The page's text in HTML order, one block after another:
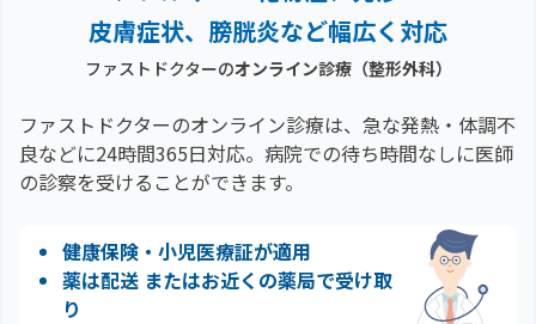
皮膚症状、膀胱炎など幅広く対応
ファストドクターのオンライン診療（整形外科）
ファストドクターのオンライン診療は、急な発熱・体調不
良などに24時間365日対応。 病院での待ち時間なしに医師
の診察を受けることができます。
健康保険・小児医療証が適用
薬は配送 またはお近くの薬局で受け取
り